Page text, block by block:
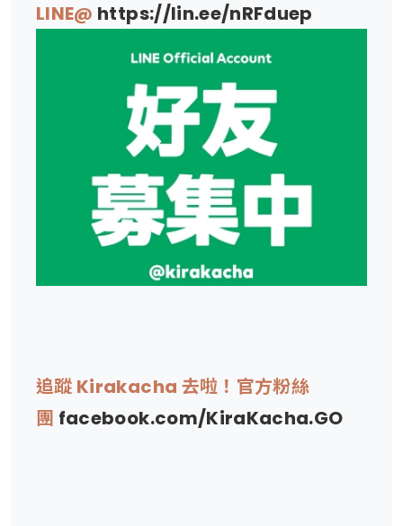
LINE@ https://lin.ee/nRFduep
追蹤 Kirakacha 去啦！官方粉絲
團 facebook.com/KiraKacha.GO